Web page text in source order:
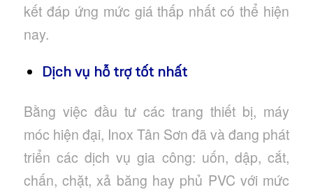
kết đáp ứng mức giá thấp nhất có thể hiện
nay.
Dịch vụ hỗ trợ tốt nhất
Bằng việc đầu tư các trang thiết bị, máy
móc hiện đại, Inox Tân Sơn đã và đang phát
triển các dịch vụ gia công: uốn, dập, cắt,
chấn, chặt, xả băng hay phủ PVC với mức